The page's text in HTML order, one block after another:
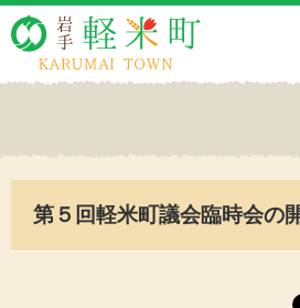
第５回軽米町議会臨時会の